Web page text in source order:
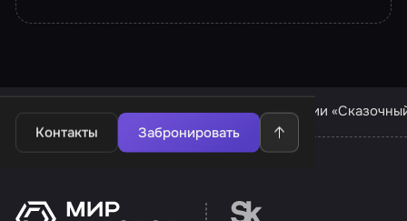
Контакты Забронировать
Квесты в Санкт-Петербурге Квесты компании
Перейти на сайт